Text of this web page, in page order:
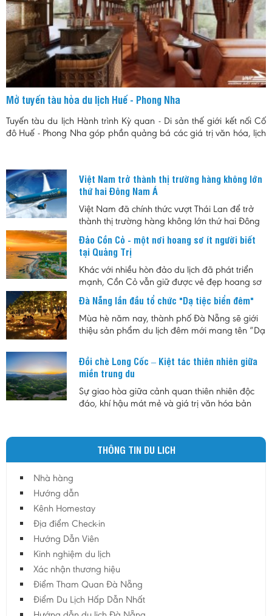
Mở tuyến tàu hỏa du lịch Huế - Phong Nha
Tuyến tàu du lịch Hành trình Kỳ quan - Di sản thế giới kết nối Cố
đô Huế - Phong Nha góp phần quảng bá các giá trị văn hóa, lịch
Việt Nam trở thành thị trường hàng không lớn
thứ hai Đông Nam Á
Việt Nam đã chính thức vượt Thái Lan để trở
thành thị trường hàng không lớn thứ hai Đông
Nam Á, đánh dấu bước tiến quan trọng của
ngành hàng không trong bối cảnh nhu cầu đi
lại và du lịch tiếp tục tăng trưởng mạnh.
Đảo Cồn Cỏ - một nơi hoang sơ ít người biết
tại Quảng Trị
Khác với nhiều hòn đảo du lịch đã phát triển
mạnh, Cồn Cỏ vẫn giữ được vẻ đẹp hoang sơ
cùng nhịp sống chậm. Đây là lựa chọn phù
hợp cho những ai muốn tìm một nơi nghỉ ngắn
ngày, tránh sự đông đúc, đồng thời khám phá
hệ sinh thái biển, rừng nguyên sinh và những
Đà Nẵng lần đầu tổ chức "Dạ tiệc biển đêm"
Mùa hè năm nay, thành phố Đà Nẵng sẽ giới
thiệu sản phẩm du lịch đêm mới mang tên “Dạ
dân và du khách những trải nghiệm độc đáo
giữa không gian biển về đêm với sự kết hợp
của ánh sáng, ẩm thực và âm nhạc.
Đồi chè Long Cốc – Kiệt tác thiên nhiên giữa
miền trung du
Sự giao hòa giữa cảnh quan thiên nhiên độc
đáo, khí hậu mát mẻ và giá trị văn hóa bản
tiếng, nơi đây còn được xem là biểu tượng của
du lịch sinh thái Phú Thọ, góp phần quảng bá
hình ảnh vùng trung du Việt Nam đến với du
THÔNG TIN DU LICH
Nhà hàng
Hướng dẫn
Kênh Homestay
Địa điểm Check-in
Hướng Dẫn Viên
Kinh nghiệm du lịch
Xác nhận thương hiệu
Điểm Tham Quan Đà Nẵng
Điểm Du Lịch Hấp Dẫn Nhất